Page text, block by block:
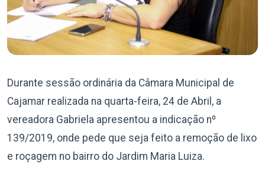
Durante sessão ordinária da Câmara Municipal de
Cajamar realizada na quarta-feira, 24 de Abril, a
vereadora Gabriela apresentou a indicação nº
139/2019, onde pede que seja feito a remoção de lixo
e roçagem no bairro do Jardim Maria Luiza.